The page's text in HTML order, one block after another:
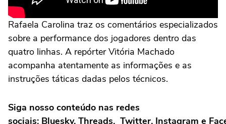
Rafaela Carolina traz os comentários especializados
sobre a performance dos jogadores dentro das
quatro linhas. A repórter Vitória Machado
acompanha atentamente as informações e as
instruções táticas dadas pelos técnicos.
Siga nosso conteúdo nas redes
sociais: Bluesky, Threads, Twitter, Instagram e